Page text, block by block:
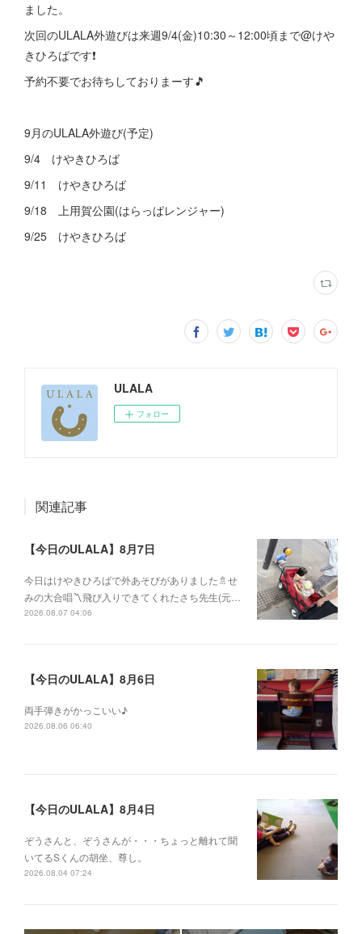
ました。
次回のULALA外遊びは来週9/4(金)10:30～12:00頃まで@けや
きひろばです❗
予約不要でお待ちしておりまーす🎵
9月のULALA外遊び(予定)
9/4 けやきひろば
9/11 けやきひろば
9/18 上用賀公園(はらっぱレンジャー)
9/25 けやきひろば
ULALA
フォロー
関連記事
【今日のULALA】8月7日
今日はけやきひろばで外あそびがありました🚿せ
みの大合唱〽飛び入りできてくれたさち先生(元…
2026.08.07 04:06
【今日のULALA】8月6日
両手弾きがかっこいい♪
2026.08.06 06:40
【今日のULALA】8月4日
ぞうさんと、ぞうさんが・・・ちょっと離れて聞
いてるSくんの胡坐、尊し。
2026.08.04 07:24